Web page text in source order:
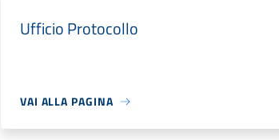
Ufficio Protocollo
VAI ALLA PAGINA